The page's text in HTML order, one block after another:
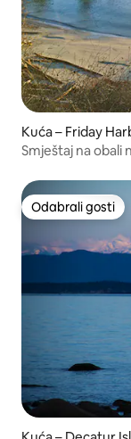
Kuća – Friday
Smještaj na obali
Odabrali gosti
Odabrali gosti